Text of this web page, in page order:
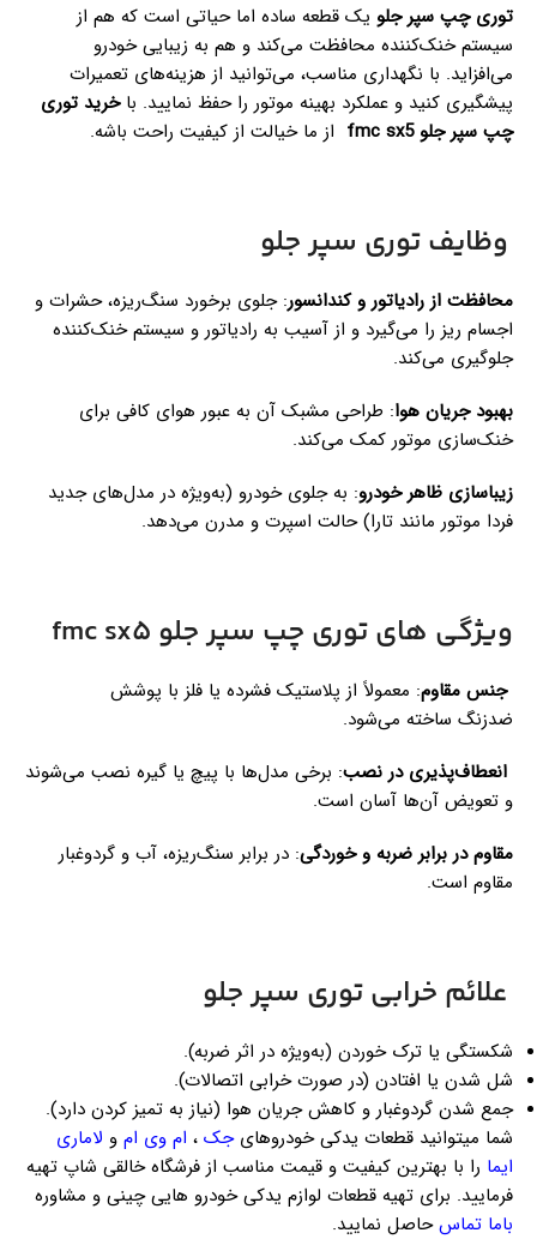
توری چپ سپر جلو یک قطعه ساده اما حیاتی است که هم از
سیستم خنک‌کننده محافظت می‌کند و هم به زیبایی خودرو
می‌افزاید. با نگهداری مناسب، می‌توانید از هزینه‌های تعمیرات
پیشگیری کنید و عملکرد بهینه موتور را حفظ نمایید. باخرید توری
چپ سپر جلو fmc sx5
از ما خیالت از کیفیت راحت باشه.
وظایف توری سپر جلو
محافظت از رادیاتور و کندانسور: جلوی برخورد سنگ‌ریزه، حشرات و
اجسام ریز را می‌گیرد و از آسیب به رادیاتور و سیستم خنک‌کننده
جلوگیری می‌کند.
بهبود جریان هوا: طراحی مشبک آن به عبور هوای کافی برای
خنک‌سازی موتور کمک می‌کند.
زیباسازی ظاهر خودرو: به جلوی خودرو (به‌ویژه در مدل‌های جدید
فردا موتور مانند تارا) حالت اسپرت و مدرن می‌دهد.
ویژگی‌ های توری چپ سپر جلو fmc sx5
جنس مقاوم: معمولاً از پلاستیک فشرده یا فلز با پوشش
ضدزنگ ساخته می‌شود.
انعطاف‌پذیری در نصب: برخی مدل‌ها با پیچ یا گیره نصب می‌شوند
و تعویض آن‌ها آسان است.
مقاوم در برابر ضربه و خوردگی: در برابر سنگ‌ریزه، آب و گردوغبار
مقاوم است.
علائم خرابی توری سپر جلو
شکستگی یا ترک خوردن (به‌ویژه در اثر ضربه).
شل شدن یا افتادن (در صورت خرابی اتصالات).
جمع شدن گردوغبار و کاهش جریان هوا (نیاز به تمیز کردن دارد).
شما میتوانید قطعات یدکی خودروهایجک ، ام وی ام و لاماری
ایما را با بهترین کیفیت و قیمت مناسب از فرشگاه خالقی شاپ تهیه
فرمایید. برای تهیه قطعات لوازم یدکی خودرو هایی چینی و مشاوره
باما تماس حاصل نمایید.